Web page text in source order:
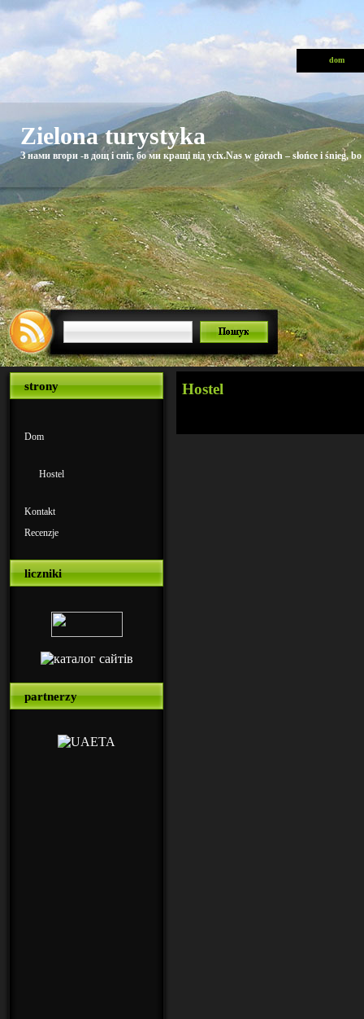
dom
Zielona turystyka
З нами вгори -в дощ і сніг, бо ми кращі від усіх.Nas w górach – słońce i śnieg,
strony
Dom
Hostel
Kontakt
Recenzje
liczniki
partnerzy
Hostel